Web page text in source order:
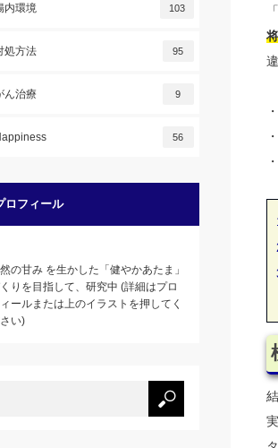
・
・
・
内環境 103
処方法 95
ん治療 9
56
ロフィール
の甘み を生かした「健やかあたま」
りを目指して、研究中 (詳細はプロ
ールまたは上のイラストを押してく
い)